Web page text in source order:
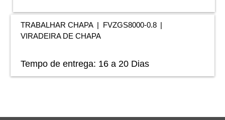
TRABALHAR CHAPA
FVZGS8000-0.8
VIRADEIRA DE CHAPA
Tempo de entrega: 16 a 20 Dias